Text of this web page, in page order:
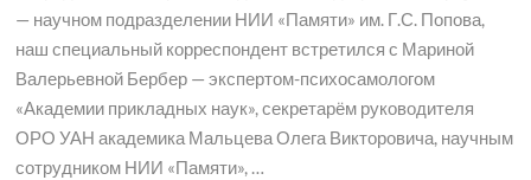
— научном подразделении НИИ «Памяти» им. Г.С. Попова,
наш специальный корреспондент встретился с Мариной
Валерьевной Бербер — экспертом-психосамологом
«Академии прикладных наук», секретарём руководителя
ОРО УАН академика Мальцева Олега Викторовича, научным
сотрудником НИИ «Памяти», …